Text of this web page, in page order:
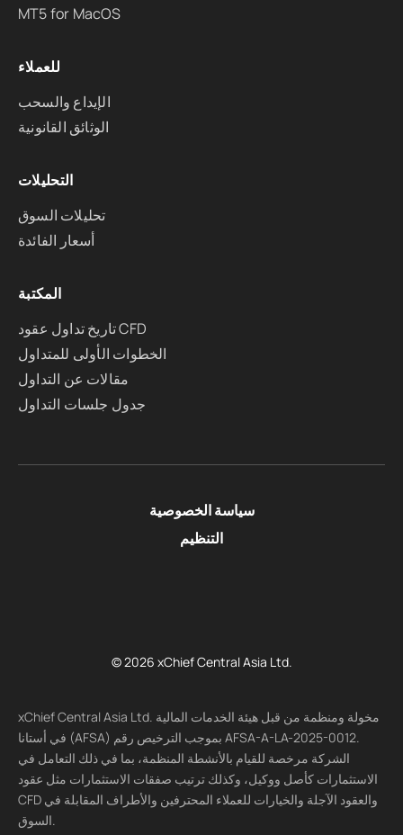
MT5 for MacOS
للعملاء
الإيداع والسحب
الوثائق القانونية
التحليلات
تحليلات السوق
أسعار الفائدة
المكتبة
تاريخ تداول عقود CFD
الخطوات الأولى للمتداول
مقالات عن التداول
جدول جلسات التداول
سياسة الخصوصية
التنظيم
© 2026 xChief Central Asia Ltd.
xChief Central Asia Ltd. مخولة ومنظمة من قبل هيئة الخدمات المالية
في أستانا (AFSA) بموجب الترخيص رقم AFSA-A-LA-2025-0012.
الشركة مرخصة للقيام بالأنشطة المنظمة، بما في ذلك التعامل في
الاستثمارات كأصل ووكيل، وكذلك ترتيب صفقات الاستثمارات مثل عقود
CFD والعقود الآجلة والخيارات للعملاء المحترفين والأطراف المقابلة في
السوق.